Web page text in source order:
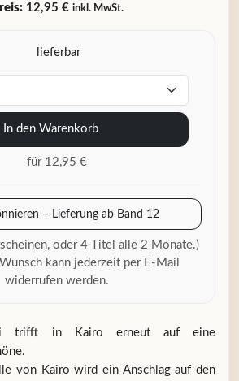
12,95 € inkl. MwSt.
lieferbar
In den Warenkorb
für 12,95 €
– Lieferung ab Band 12
oder 4 Titel alle 2 Monate.)
kann jederzeit per E-Mail
widerrufen werden.
trifft in Kairo erneut auf eine
von Kairo wird ein Anschlag auf den